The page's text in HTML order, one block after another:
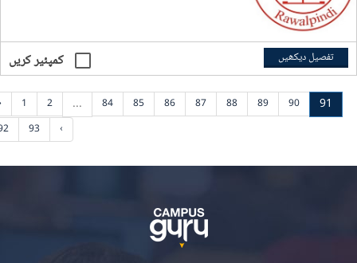
کمپئیر کریں تفصیل دیکھیں
1 2 ... 84 85 86 87 88 89 90 91
93 ›